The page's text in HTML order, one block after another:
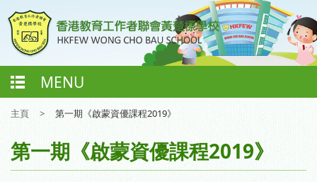
MENU
主頁 > 第一期《啟蒙資優課程2019》
第一期《啟蒙資優課程2019》